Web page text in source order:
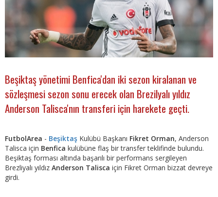
Beşiktaş yönetimi Benfica'dan iki sezon kiralanan ve
sözleşmesi sezon sonu erecek olan Brezilyalı yıldız
Anderson Talisca'nın transferi için harekete geçti.
FutbolArea - Beşiktaş Kulübü Başkanı Fikret Orman, Anderson
Talisca için Benfica kulübüne flaş bir transfer teklifinde bulundu.
Beşiktaş forması altında başarılı bir performans sergileyen
Brezliyalı yıldız Anderson Talisca için Fikret Orman bizzat devreye
girdi.